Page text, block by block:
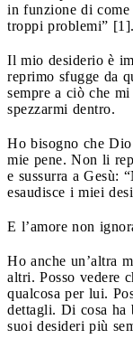
in funzione di
troppi problemi” [1].
Il mio desiderio è
reprimo sfugge da
sempre a ciò che
spezzarmi dentro.
Ho bisogno che
mie pene. Non li
e sussurra a Gesù:
esaudisce i miei
E l’amore non
Ho anche un’altra
altri. Posso vedere
qualcosa per lui.
dettagli. Di cosa
suoi desideri più